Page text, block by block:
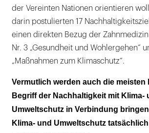
der Vereinten Nationen orientieren
darin postulierten 17
einen direkten Bezug der
Nr. 3 „Gesundheit und Wohlergehen“
„Maßnahmen zum Klimaschutz“.
Vermutlich werden auch die meisten
Begriff der Nachhaltigkeit mit Klima-
Umweltschutz in Verbindung
Klima- und Umweltschutz